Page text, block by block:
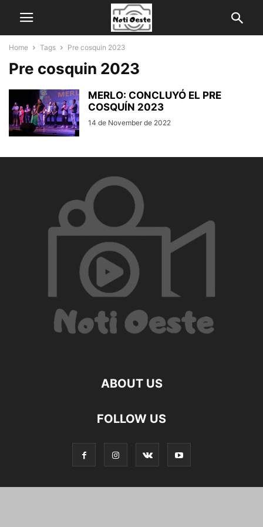
Home Tags Pre cosquin 2023
Pre cosquin 2023
MERLO: CONCLUYÓ EL PRE
COSQUÍN 2023
14 de November de 2022
ABOUT US
FOLLOW US